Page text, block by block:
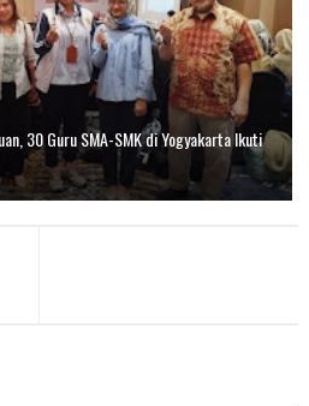
30 Guru SMA-SMK di Yogyakarta Ikuti